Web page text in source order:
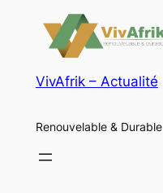
VivAfrik – Actualité
Renouvelable & Durable